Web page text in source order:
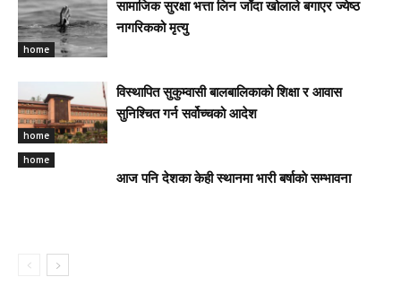
home
सामाजिक सुरक्षा भत्ता लिन जाँदा खोलाले बगाएर ज्येष्ठ
नागरिकको मृत्यु
home
विस्थापित सुकुम्वासी बालबालिकाको शिक्षा र आवास
सुनिश्चित गर्न सर्वोच्चको आदेश
home
आज पनि देशका केही स्थानमा भारी बर्षाकाे सम्भावना